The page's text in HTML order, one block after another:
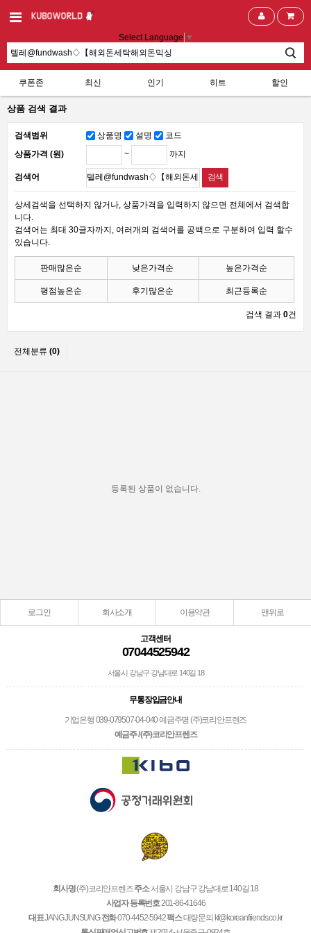
Select Language ▼
쿠폰존 최신 인기 히트 할인
상품 검색 결과
검색범위 상품명 설명
코드
상품가격 (원)
~ 까지
검색어
상세검색을 선택하지 않거나, 상품가격을 입력하지 않으면 전체에서 검색합
니다.
검색어는 최대 30글자까지, 여러개의 검색어를 공백으로 구분하여 입력 할수
있습니다.
판매많은순 낮은가격순 높은가격순
평점높은순 후기많은순 최근등록순
검색 결과 0건
전체분류 (0)
등록된 상품이 없습니다.
로그인 회사소개 이용약관 맨위로
고객센터
07044525942
서울시 강남구 강남대로 140길 18
무통장입금안내
기업은행 039-079507-04-040 예금주명 (주)코리안프렌즈
예금주 / (주)코리안프렌즈
회사명(주)코리안프렌즈주소서울시 강남구 강남대로 140길 18
사업자 등록번호201-86-41646
대표JANG JUNSUNG 전화070-4452-5942팩스대량문의 kf@koreanfriends.co.kr